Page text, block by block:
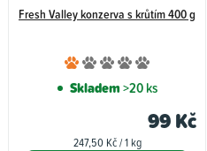
Fresh Valley konzerva s krůtím 400 g
je
Skladem>20 ks
99 Kč
Měrná
247,50 Kč / 1 kg